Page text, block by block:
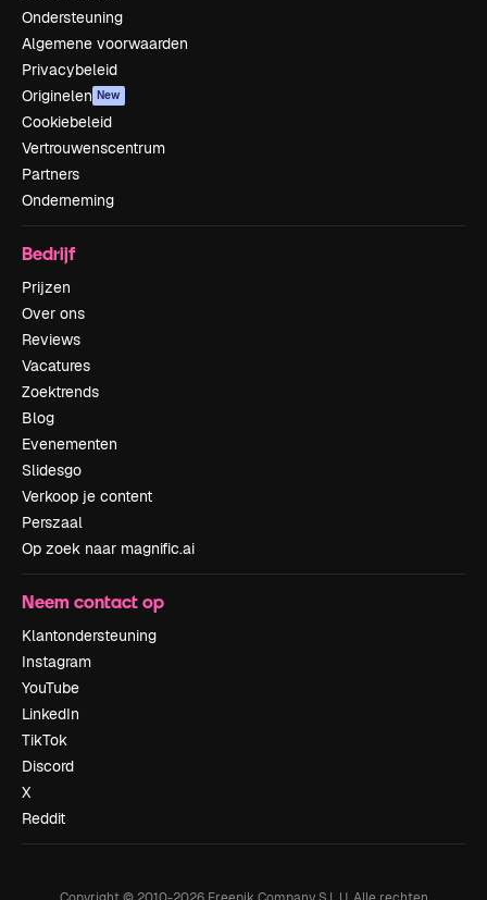
Ondersteuning
Algemene voorwaarden
Privacybeleid
Originelen New
Cookiebeleid
Vertrouwenscentrum
Partners
Onderneming
Bedrijf
Prijzen
Over ons
Reviews
Vacatures
Zoektrends
Blog
Evenementen
Slidesgo
Verkoop je content
Perszaal
Op zoek naar magnific.ai
Neem contact op
Klantondersteuning
Instagram
YouTube
LinkedIn
TikTok
Discord
X
Reddit